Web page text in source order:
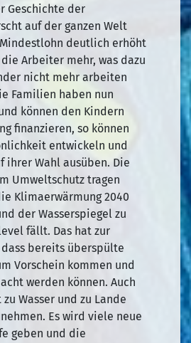
Geschichte der
auf der ganzen Welt
deutlich erhöht
Arbeiter mehr, was dazu
nicht mehr arbeiten
Familien haben nun
können den Kindern
finanzieren, so können
entwickeln und
ihrer Wahl ausüben. Die
Umweltschutz tragen
Klimaerwärmung 2040
der Wasserspiegel zu
fällt. Das hat zur
bereits überspülte
Vorschein kommen und
werden können. Auch
Wasser und zu Lande
Es wird viele neue
geben und die